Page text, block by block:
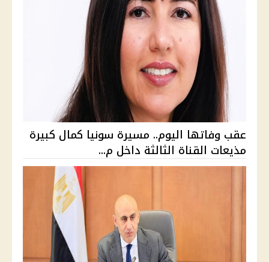
عقب وفاتها اليوم.. مسيرة سونيا كمال كبيرة
مذيعات القناة الثالثة داخل م...